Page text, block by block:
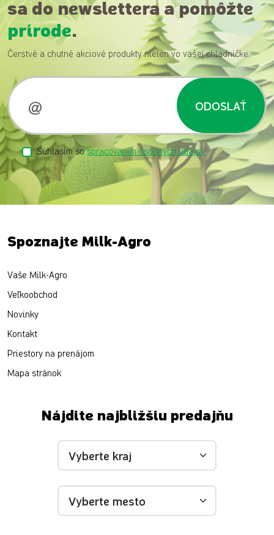
sa do newslettera a pomôžte
prírode.
Čerstvé a chutné akciové produkty nielen vo vašej chladničke.
ODOSLAŤ
Súhlasím sospracovaním osobných údajov
Spoznajte Milk-Agro
Vaše Milk-Agro
Veľkoobchod
Novinky
Kontakt
Priestory na prenájom
Mapa stránok
Nájdite najbližšiu predajňu